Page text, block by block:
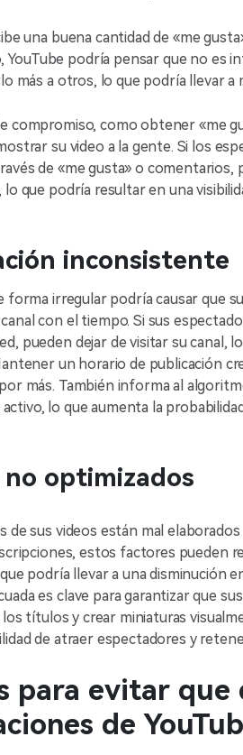
una buena cantidad de «me
YouTube podría pensar que no es
más a otros, lo que podría llevar a
compromiso, como obtener «me
su video a la gente. Si los
de «me gusta» o
que podría resultar en una
inconsistente
forma irregular podría causar que
con el tiempo. Si sus
pueden dejar de visitar su canal,
un horario de publicación
más. También informa al
lo que aumenta la
no optimizados
de sus videos están mal
estos factores pueden
podría llevar a una disminución
es clave para garantizar que
los títulos y crear miniaturas
de atraer espectadores y
para evitar que
de